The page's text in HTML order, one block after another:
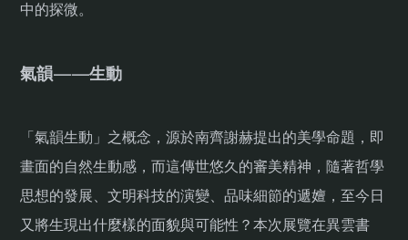
中的探微。
氣韻——生動
「氣韻生動」之概念，源於南齊謝赫提出的美學命題，即
畫面的自然生動感，而這傳世悠久的審美精神，隨著哲學
思想的發展、文明科技的演變、品味細節的遞嬗，至今日
又將生現出什麼樣的面貌與可能性？本次展覽在異雲書